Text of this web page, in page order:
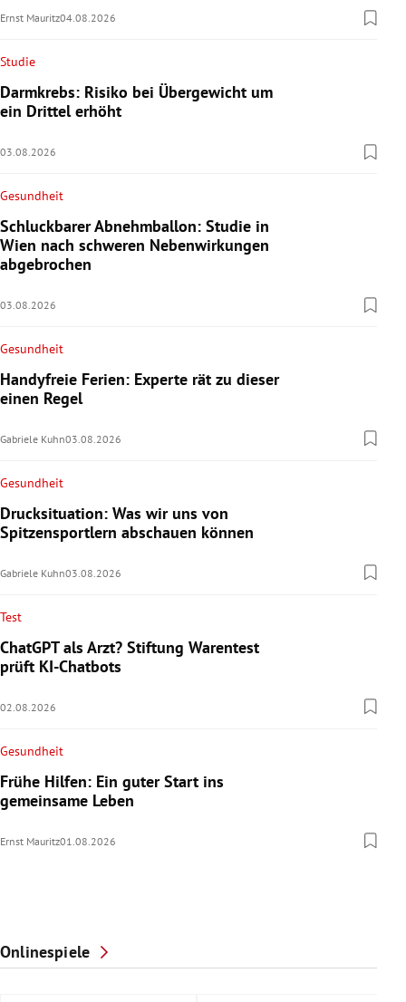
Ernst Mauritz04.08.2026
Studie
Darmkrebs: Risiko bei Übergewicht um
ein Drittel erhöht
03.08.2026
Gesundheit
Schluckbarer Abnehmballon: Studie in
Wien nach schweren Nebenwirkungen
abgebrochen
03.08.2026
Gesundheit
Handyfreie Ferien: Experte rät zu dieser
einen Regel
Gabriele Kuhn03.08.2026
Gesundheit
Drucksituation: Was wir uns von
Spitzensportlern abschauen können
Gabriele Kuhn03.08.2026
Test
ChatGPT als Arzt? Stiftung Warentest
prüft KI-Chatbots
02.08.2026
Gesundheit
Frühe Hilfen: Ein guter Start ins
gemeinsame Leben
Ernst Mauritz01.08.2026
Onlinespiele